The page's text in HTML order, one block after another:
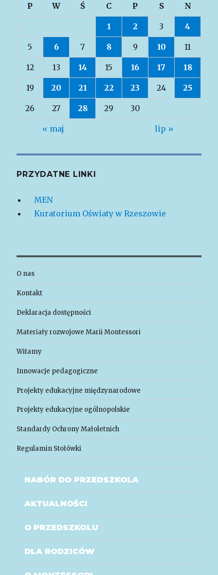
P W Ś C P S N
1 2 3 4
5 6 7 8 9 10 11
12 13 14 15 16 17 18
19 20 21 22 23 24 25
26 27 28 29 30
« maj lip »
PRZYDATNE LINKI
MEN
Kuratorium Oświaty w Rzeszowie
O nas
Kontakt
Deklaracja dostępności
Materiały rozwojowe Marii Montessori
Witamy
Innowacje pedagogiczne
Projekty edukacyjne międzynarodowe
Projekty edukacyjne ogólnopolskie
Standardy Ochrony Małoletnich
Regulamin Stołówki
NABÓR DO PRZEDSZKOLA
AKTUALNOŚCI
O PRZEDSZKOLU
DLA RODZICÓW